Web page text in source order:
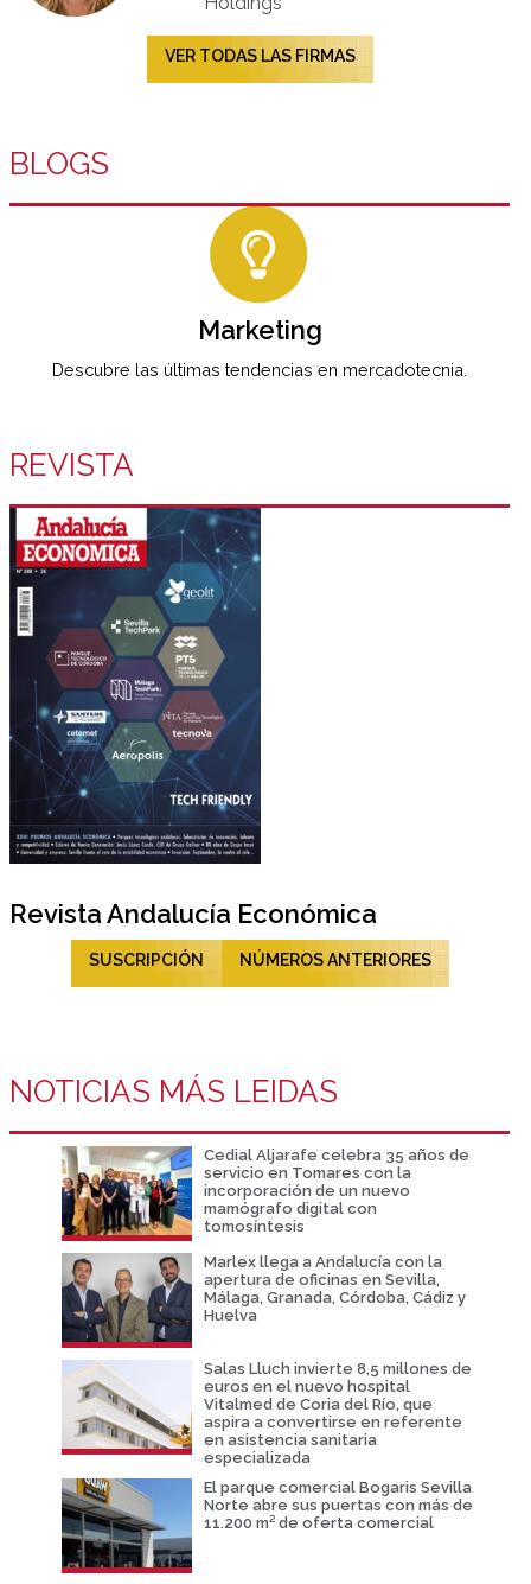
VER TODAS LAS FIRMAS
BLOGS
Marketing
Descubre las últimas tendencias en mercadotecnia.
REVISTA
Revista Andalucía Económica
SUSCRIPCIÓN NÚMEROS ANTERIORES
NOTICIAS MÁS LEIDAS
Cedial Aljarafe celebra 35 años de
servicio en Tomares con la
incorporación de un nuevo
mamógrafo digital con
tomosíntesis
Marlex llega a Andalucía con la
apertura de oficinas en Sevilla,
Málaga, Granada, Córdoba, Cádiz y
Huelva
Salas Lluch invierte 8,5 millones de
euros en el nuevo hospital
Vitalmed de Coria del Río, que
aspira a convertirse en referente
en asistencia sanitaria
especializada
El parque comercial Bogaris Sevilla
Norte abre sus puertas con más de
11.200 m² de oferta comercial